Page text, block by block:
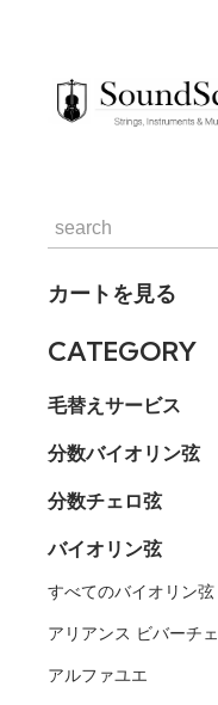
カートを見る
CATEGORY
毛替えサービス
分数バイオリン弦
分数チェロ弦
バイオリン弦
すべてのバイオリン弦
アリアンス ビバーチェ
アルファユエ